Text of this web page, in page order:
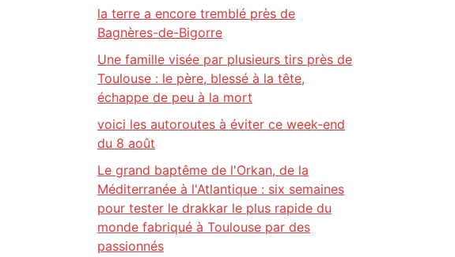
la terre a encore tremblé près de
Bagnères-de-Bigorre
Une famille visée par plusieurs tirs près de
Toulouse : le père, blessé à la tête,
échappe de peu à la mort
voici les autoroutes à éviter ce week-end
du 8 août
Le grand baptême de l'Orkan, de la
Méditerranée à l'Atlantique : six semaines
pour tester le drakkar le plus rapide du
monde fabriqué à Toulouse par des
passionnés